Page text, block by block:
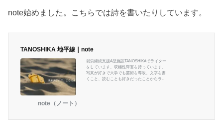
note始めました。こちらでは詩を書いたりしています。
TANOSHIKA 地平線｜note
就労継続支援A型施設TANOSHIKAでライター
をしています。双極性障害を持っています。
写真が好きで大学でも芸術を専攻。文字を書
くこと、読むことも好きだったことからライ
note（ノート）